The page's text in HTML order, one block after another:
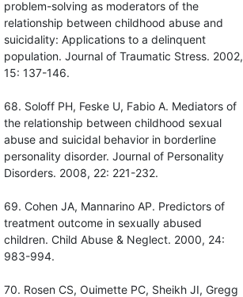
problem-solving as moderators of the
relationship between childhood abuse and
suicidality: Applications to a delinquent
population. Journal of Traumatic Stress. 2002,
15: 137-146.
68. Soloff PH, Feske U, Fabio A. Mediators of
the relationship between childhood sexual
abuse and suicidal behavior in borderline
personality disorder. Journal of Personality
Disorders. 2008, 22: 221-232.
69. Cohen JA, Mannarino AP. Predictors of
treatment outcome in sexually abused
children. Child Abuse & Neglect. 2000, 24:
983-994.
70. Rosen CS, Ouimette PC, Sheikh JI, Gregg